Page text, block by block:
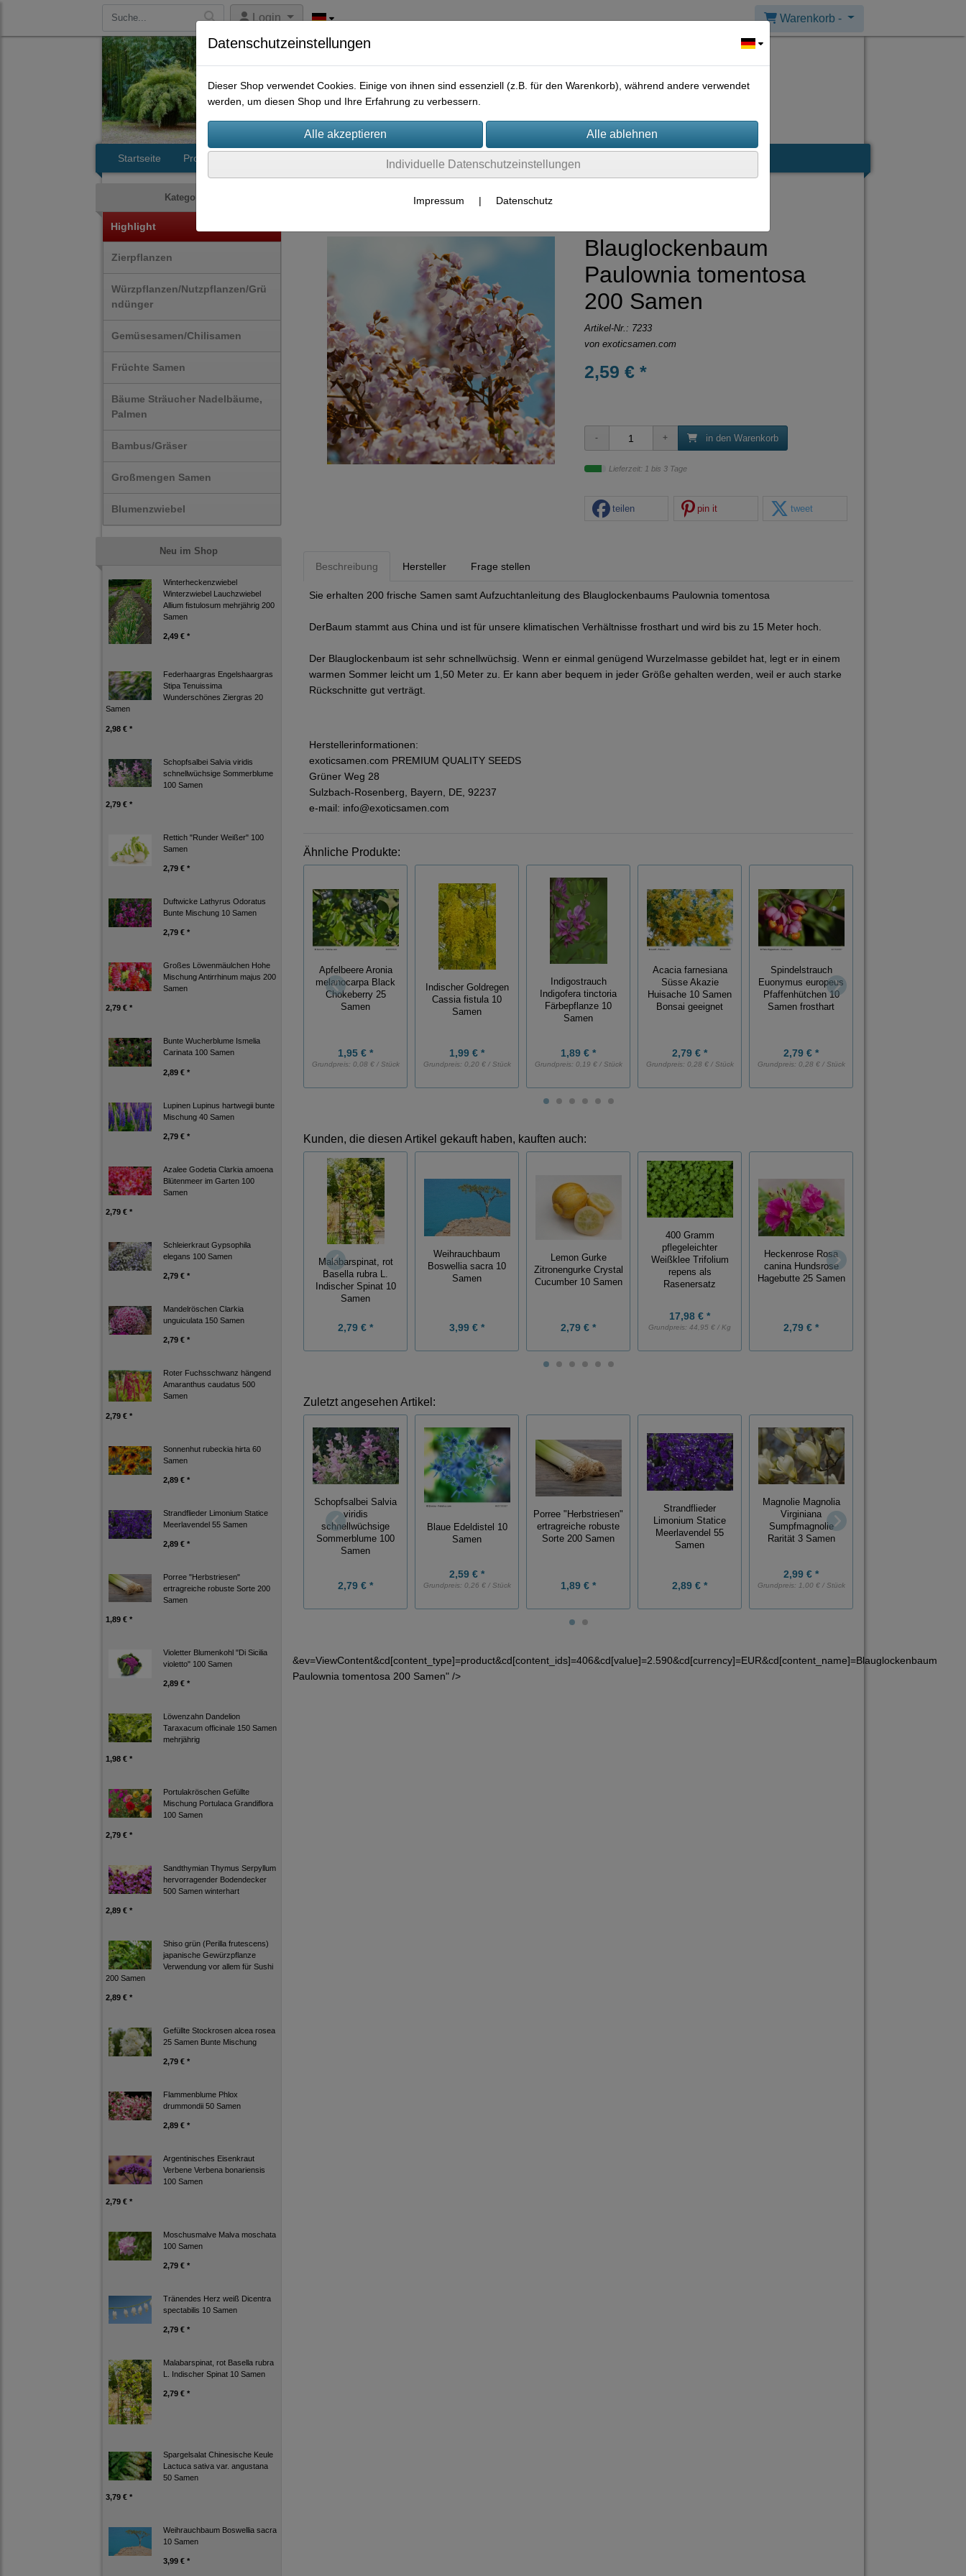
Login Warenkorb -
Startseite Produkte
Kategorien
Highlight
Zierpflanzen
Würzpflanzen/Nutzpflanzen/Grü
ndünger
Gemüsesamen/Chilisamen
Früchte Samen
Bäume Sträucher Nadelbäume,
Palmen
Bambus/Gräser
Großmengen Samen
Blumenzwiebel
Neu im Shop
Winterheckenzwiebel
Winterzwiebel Lauchzwiebel
Allium fistulosum mehrjährig 200
Samen
2,49 € *
Federhaargras Engelshaargras
Stipa Tenuissima
Wunderschönes Ziergras 20
Samen
2,98 € *
Schopfsalbei Salvia viridis
schnellwüchsige Sommerblume
100 Samen
2,79 € *
Rettich "Runder Weißer" 100
Samen
2,79 € *
Duftwicke Lathyrus Odoratus
Bunte Mischung 10 Samen
2,79 € *
Großes Löwenmäulchen Hohe
Mischung Antirrhinum majus 200
Samen
2,79 € *
Bunte Wucherblume Ismelia
Carinata 100 Samen
2,89 € *
Lupinen Lupinus hartwegii bunte
Mischung 40 Samen
2,79 € *
Azalee Godetia Clarkia amoena
Blütenmeer im Garten 100
Samen
2,79 € *
Schleierkraut Gypsophila
elegans 100 Samen
2,79 € *
Mandelröschen Clarkia
unguiculata 150 Samen
2,79 € *
Roter Fuchsschwanz hängend
Amaranthus caudatus 500
Samen
2,79 € *
Sonnenhut rubeckia hirta 60
Samen
2,89 € *
Strandflieder Limonium Statice
Meerlavendel 55 Samen
2,89 € *
Porree "Herbstriesen"
ertragreiche robuste Sorte 200
Samen
1,89 € *
Violetter Blumenkohl "Di Sicilia
violetto" 100 Samen
2,89 € *
Löwenzahn Dandelion
Taraxacum officinale 150 Samen
mehrjährig
1,98 € *
Portulakröschen Gefüllte
Mischung Portulaca Grandiflora
100 Samen
2,79 € *
Sandthymian Thymus Serpyllum
hervorragender Bodendecker
500 Samen winterhart
2,89 € *
Shiso grün (Perilla frutescens)
japanische Gewürzpflanze
Verwendung vor allem für Sushi
200 Samen
2,89 € *
Gefüllte Stockrosen alcea rosea
25 Samen Bunte Mischung
2,79 € *
Flammenblume Phlox
drummondii 50 Samen
2,89 € *
Argentinisches Eisenkraut
Verbene Verbena bonariensis
100 Samen
2,79 € *
Moschusmalve Malva moschata
100 Samen
2,79 € *
Tränendes Herz weiß Dicentra
spectabilis 10 Samen
2,79 € *
Malabarspinat, rot Basella rubra
L. Indischer Spinat 10 Samen
2,79 € *
Spargelsalat Chinesische Keule
Lactuca sativa var. angustana
50 Samen
3,79 € *
Weihrauchbaum Boswellia sacra
10 Samen
3,99 € *
Blauglockenbaum
Paulownia tomentosa
200 Samen
Artikel-Nr.: 7233
von exoticsamen.com
2,59 € *
in den Warenkorb
Lieferzeit: 1 bis 3 Tage
teilen pin it tweet
Beschreibung Hersteller Frage stellen
Sie erhalten 200 frische Samen samt Aufzuchtanleitung des Blauglockenbaums Paulownia tomentosa
DerBaum stammt aus China und ist für unsere klimatischen Verhältnisse frosthart und wird bis zu 15 Meter hoch.
Der Blauglockenbaum ist sehr schnellwüchsig. Wenn er einmal genügend Wurzelmasse gebildet hat, legt er in einem
warmen Sommer leicht um 1,50 Meter zu. Er kann aber bequem in jeder Größe gehalten werden, weil er auch starke
Rückschnitte gut verträgt.
Herstellerinformationen:
exoticsamen.com PREMIUM QUALITY SEEDS
Grüner Weg 28
Sulzbach-Rosenberg, Bayern, DE, 92237
e-mail: info@exoticsamen.com
Ähnliche Produkte:
Apfelbeere Aronia
melanocarpa Black
Chokeberry 25
Samen
1,95 € *
Grundpreis: 0,08 € / Stück
Indischer Goldregen
Cassia fistula 10
Samen
1,99 € *
Grundpreis: 0,20 € / Stück
Indigostrauch
Indigofera tinctoria
Färbepflanze 10
Samen
1,89 € *
Grundpreis: 0,19 € / Stück
Acacia farnesiana
Süsse Akazie
Huisache 10 Samen
Bonsai geeignet
2,79 € *
Grundpreis: 0,28 € / Stück
Spindelstrauch
Euonymus europeus
Pfaffenhütchen 10
Samen frosthart
2,79 € *
Grundpreis: 0,28 € / Stück
Kunden, die diesen Artikel gekauft haben, kauften auch:
Malabarspinat, rot
Basella rubra L.
Indischer Spinat 10
Samen
2,79 € *
Weihrauchbaum
Boswellia sacra 10
Samen
3,99 € *
Lemon Gurke
Zitronengurke Crystal
Cucumber 10 Samen
2,79 € *
400 Gramm
pflegeleichter
Weißklee Trifolium
repens als
Rasenersatz
17,98 € *
Grundpreis: 44,95 € / Kg
Heckenrose Rosa
canina Hundsrose
Hagebutte 25 Samen
2,79 € *
Zuletzt angesehen Artikel:
Schopfsalbei Salvia
viridis
schnellwüchsige
Sommerblume 100
Samen
2,79 € *
Blaue Edeldistel 10
Samen
2,59 € *
Grundpreis: 0,26 € / Stück
Porree "Herbstriesen"
ertragreiche robuste
Sorte 200 Samen
1,89 € *
Strandflieder
Limonium Statice
Meerlavendel 55
Samen
2,89 € *
Magnolie Magnolia
Virginiana
Sumpfmagnolie
Rarität 3 Samen
2,99 € *
Grundpreis: 1,00 € / Stück
&ev=ViewContent&cd[content_type]=product&cd[content_ids]=406&cd[value]=2.590&cd[currency]=EUR&cd[content_name]=Blauglockenbaum
Paulownia tomentosa 200 Samen" />
Datenschutzeinstellungen
Dieser Shop verwendet Cookies. Einige von ihnen sind essenziell (z.B. für den Warenkorb), während andere verwendet
werden, um diesen Shop und Ihre Erfahrung zu verbessern.
Individuelle Datenschutzeinstellungen
Impressum | Datenschutz